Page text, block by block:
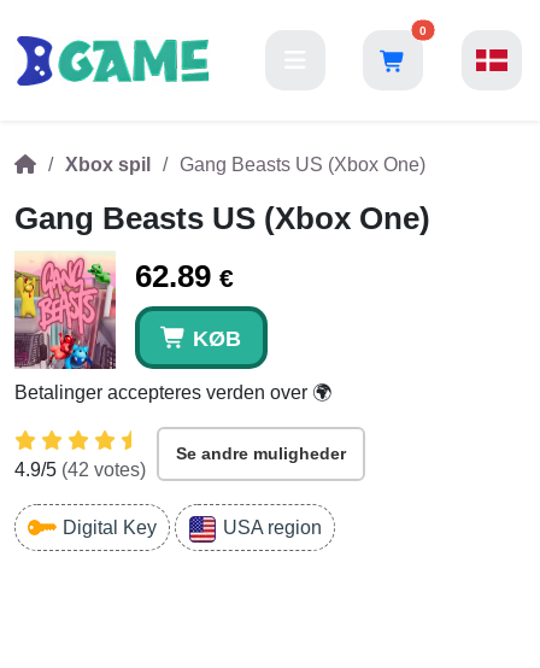
0
Xbox spil Gang Beasts US (Xbox One)
Gang Beasts US (Xbox One)
62.89 €
KØB
Betalinger accepteres verden over 🌍
4.9/5 (42 votes)
Se andre muligheder
Digital Key USA region